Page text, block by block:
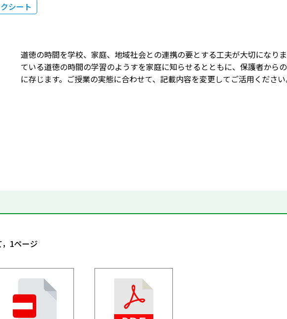
シート
道徳の時間を学校、家庭、地域社会との連携の要とする工夫が大切になり
ている道徳の時間の学習のようすを家庭に知らせるとともに、保護者から
に存じます。ご授業の実態に合わせて、記載内容を変更してご活用くださ
1ページ